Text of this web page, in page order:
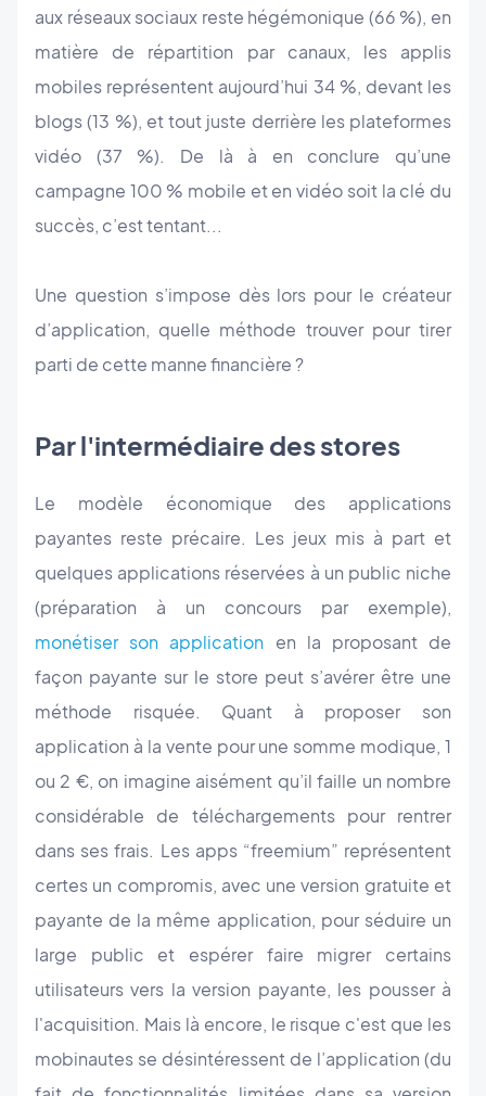
aux réseaux sociaux reste hégémonique (66 %), en
matière de répartition par canaux, les applis
mobiles représentent aujourd’hui 34 %, devant les
blogs (13 %), et tout juste derrière les plateformes
vidéo (37 %). De là à en conclure qu’une
campagne 100 % mobile et en vidéo soit la clé du
succès, c’est tentant...
Une question s’impose dès lors pour le créateur
d’application, quelle méthode trouver pour tirer
parti de cette manne financière ?
Par l'intermédiaire des stores
Le modèle économique des applications
payantes reste précaire. Les jeux mis à part et
quelques applications réservées à un public niche
(préparation à un concours par exemple),
monétiser son application en la proposant de
façon payante sur le store peut s’avérer être une
méthode risquée. Quant à proposer son
application à la vente pour une somme modique, 1
ou 2 €, on imagine aisément qu’il faille un nombre
considérable de téléchargements pour rentrer
dans ses frais. Les apps “freemium” représentent
certes un compromis, avec une version gratuite et
payante de la même application, pour séduire un
large public et espérer faire migrer certains
utilisateurs vers la version payante, les pousser à
l'acquisition. Mais là encore, le risque c'est que les
mobinautes se désintéressent de l’application (du